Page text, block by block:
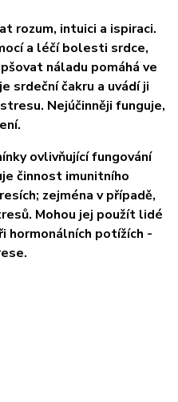
rozum, intuici a ispiraci.
a léčí bolesti srdce,
náladu pomáhá ve
srdeční čakru a uvádí ji
Nejúčinněji funguje,
ovlivňující fungování
činnost imunitního
zejména v případě,
Mohou jej použít lidé
hormonálních potížích -